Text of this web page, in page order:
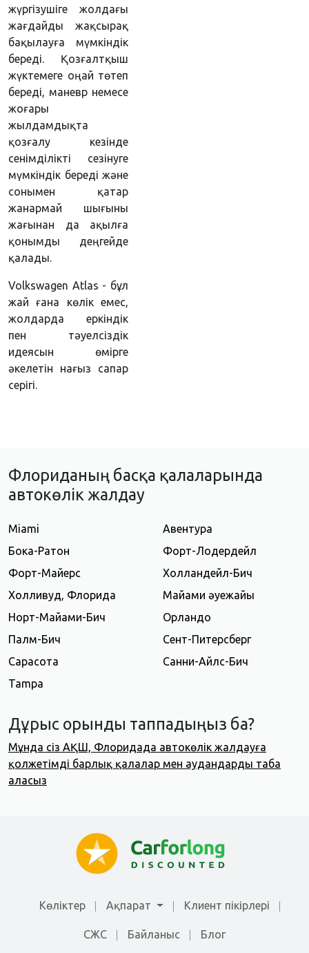
жүргізушіге жолдағы
жағдайды жақсырақ
бақылауға мүмкіндік
береді. Қозғалтқыш
жүктемеге оңай төтеп
береді, маневр немесе
жоғары
жылдамдықта
қозғалу кезінде
сенімділікті сезінуге
мүмкіндік береді және
сонымен қатар
жанармай шығыны
жағынан да ақылға
қонымды деңгейде
қалады.
Volkswagen Atlas - бұл
жай ғана көлік емес,
жолдарда еркіндік
пен тәуелсіздік
идеясын өмірге
әкелетін нағыз сапар
серігі.
Флориданың басқа қалаларында
автокөлік жалдау
Miami
Авентура
Бока-Ратон
Форт-Лодердейл
Форт-Майерс
Холландейл-Бич
Холливуд, Флорида
Майами әуежайы
Норт-Майами-Бич
Орландо
Палм-Бич
Сент-Питерсберг
Сарасота
Санни-Айлс-Бич
Tampa
Дұрыс орынды таппадыңыз ба?
Мұнда сіз АҚШ, Флоридада автокөлік жалдауға
қолжетімді барлық қалалар мен аудандарды таба
аласыз
Көліктер Ақпарат Клиент пікірлері
СЖС Байланыс Блог